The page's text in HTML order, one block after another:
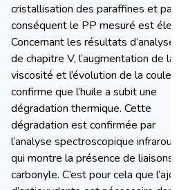
cristallisation des paraffines et par
conséquent le PP mesuré est
Concernant les résultats
de chapitre V, l’augmentation de la
viscosité et l’évolution de la
confirme que l’huile a subit une
dégradation thermique. Cette
dégradation est confirmée par
l’analyse spectroscopique
qui montre la présence de liaisons
carbonyle. C’est pour cela que